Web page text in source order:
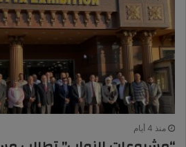
منذ 4 أيام